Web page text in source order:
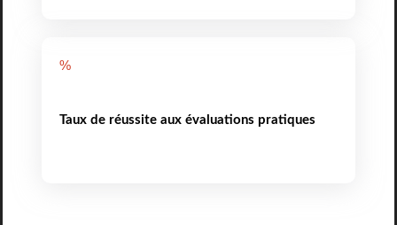
%
Taux de réussite aux évaluations pratiques